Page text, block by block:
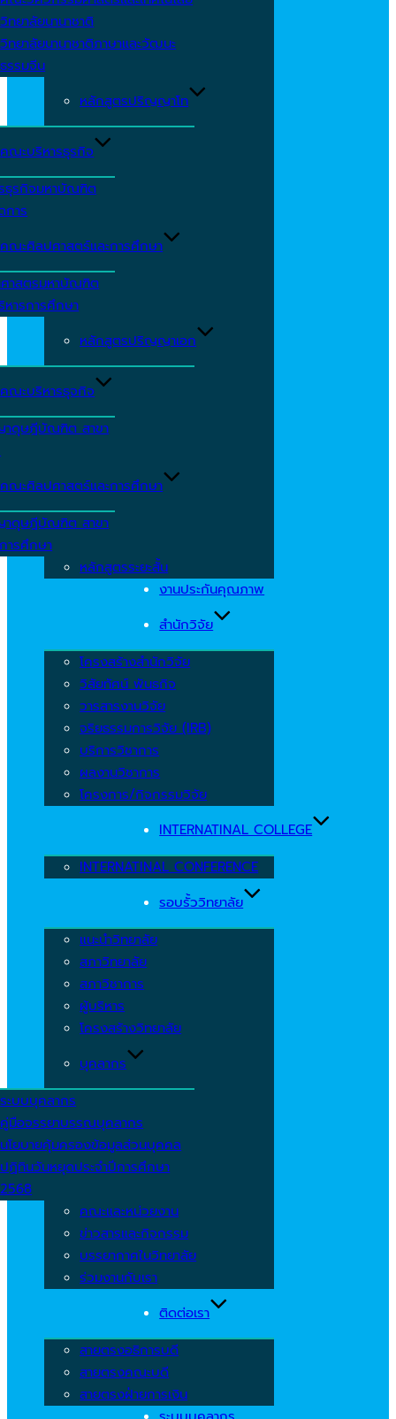
วิทยาลัยนานาชาติ
วิทยาลัยนานาชาติภาษาและวัฒนะ
ธรรมจีน
หลักสูตรปริญญาโท
คณะบริหารธุรกิจ
ธุรกิจมหาบัณฑิต
การ
คณะศิลปศาสตร์และการศึกษา
าสตรมหาบัณฑิต
หารการศึกษา
หลักสูตรปริญญาเอก
คณะบริหารธุจกิจ
ดุษฎีบัณฑิต สาขา
คณะศิลปศาสตร์และการศึกษา
ดุษฎีบัณฑิต สาขา
ารศึกษา
หลักสูตรระยะสั้น
งานประกันคุณภาพ
สำนักวิจัย
โครงสร้างสำนักวิจัย
วิสัยทัศน์ พันธกิจ
วารสารงานวิจัย
จริยธรรมการวิจัย (IRB)
บริการวิชาการ
ผลงานวิชาการ
โครงการ/กิจกรรมวิจัย
INTERNATINAL COLLEGE
INTERNATINAL CONFERENCE
รอบรั้ววิทยาลัย
แนะนำวิทยาลัย
สภาวิทยาลัย
สภาวิชาการ
ผู้บริหาร
โครงสร้างวิทยาลัย
บุคลากร
ระบบบุคลากร
คู่มือจรรยาบรรณบุคลากร
นโยบายคุ้มครองข้อมูลส่วนบุคคล
ปฏิทินวันหยุดประจำปีการศึกษา
2568
คณะและหน่วยงาน
ข่าวสารและกิจกรรม
บรรยากาศในวิทยาลัย
ร่วมงานกับเรา
ติดต่อเรา
สายตรงอธิการบดี
สายตรงคณะบดี
สายตรงฝ่ายการเงิน